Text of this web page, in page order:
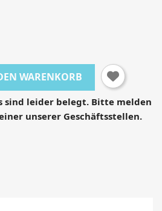
WARENKORB
sind leider belegt. Bitte melden
unserer Geschäftsstellen.
×
sein, um Kurse in Ihrer